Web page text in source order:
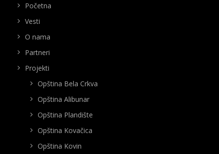
Početna
Vesti
O nama
Partneri
Projekti
Opština Bela Crkva
Opština Alibunar
Opština Plandište
Opština Kovačica
Opština Kovin